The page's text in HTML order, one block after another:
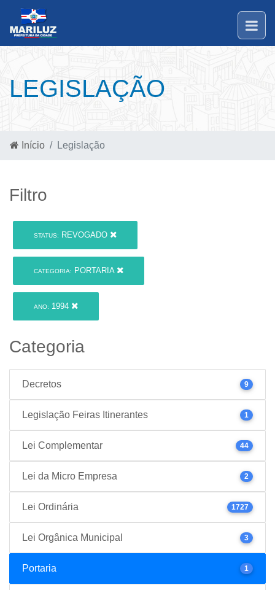
LEGISLAÇÃO
Início Legislação
Filtro
STATUS: REVOGADO
CATEGORIA: PORTARIA
ANO: 1994
Categoria
Decretos 9
Legislação Feiras Itinerantes 1
Lei Complementar 44
Lei da Micro Empresa 2
Lei Ordinária 1727
Lei Orgânica Municipal 3
Portaria 1